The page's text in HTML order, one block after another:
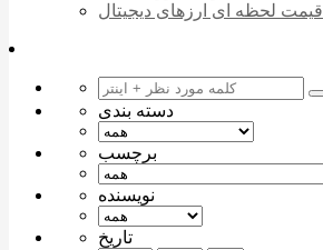
قیمت لحظه ای ارزهای دیجیتال
دسته بندی
برچسب
نویسنده
تاریخ